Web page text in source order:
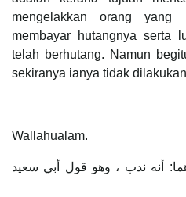
mengelakkan orang yang
membayar hutangnya serta
telah berhutang. Namun
sekiranya ianya tidak
Wallahualam.
أنه ندب ، وهو قول أبي سعيد